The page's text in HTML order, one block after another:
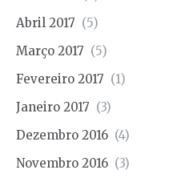
Abril 2017 (5)
Março 2017 (5)
Fevereiro 2017 (1)
Janeiro 2017 (3)
Dezembro 2016 (4)
Novembro 2016 (3)